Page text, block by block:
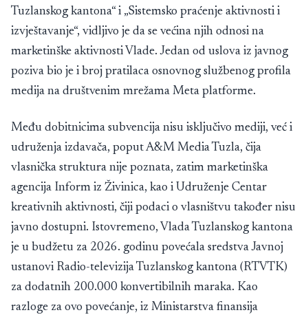
Tuzlanskog kantona“ i „Sistemsko praćenje aktivnosti i
izvještavanje“, vidljivo je da se većina njih odnosi na
marketinške aktivnosti Vlade. Jedan od uslova iz javnog
poziva bio je i broj pratilaca osnovnog službenog profila
medija na društvenim mrežama Meta platforme.
Među dobitnicima subvencija nisu isključivo mediji, već i
udruženja izdavača, poput A&M Media Tuzla, čija
vlasnička struktura nije poznata, zatim marketinška
agencija Inform iz Živinica, kao i Udruženje Centar
kreativnih aktivnosti, čiji podaci o vlasništvu također nisu
javno dostupni. Istovremeno, Vlada Tuzlanskog kantona
je u budžetu za 2026. godinu povećala sredstva Javnoj
ustanovi Radio-televizija Tuzlanskog kantona (RTVTK)
za dodatnih 200.000 konvertibilnih maraka. Kao
razloge za ovo povećanje, iz Ministarstva finansija